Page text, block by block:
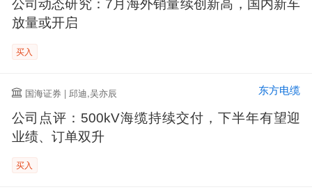
公司动态研究：7月海外销量续创新高，国内新车
放量或开启
买入
国海证券 | 邱迪,吴亦辰 东方电缆
公司点评：500kV海缆持续交付，下半年有望迎
业绩、订单双升
买入